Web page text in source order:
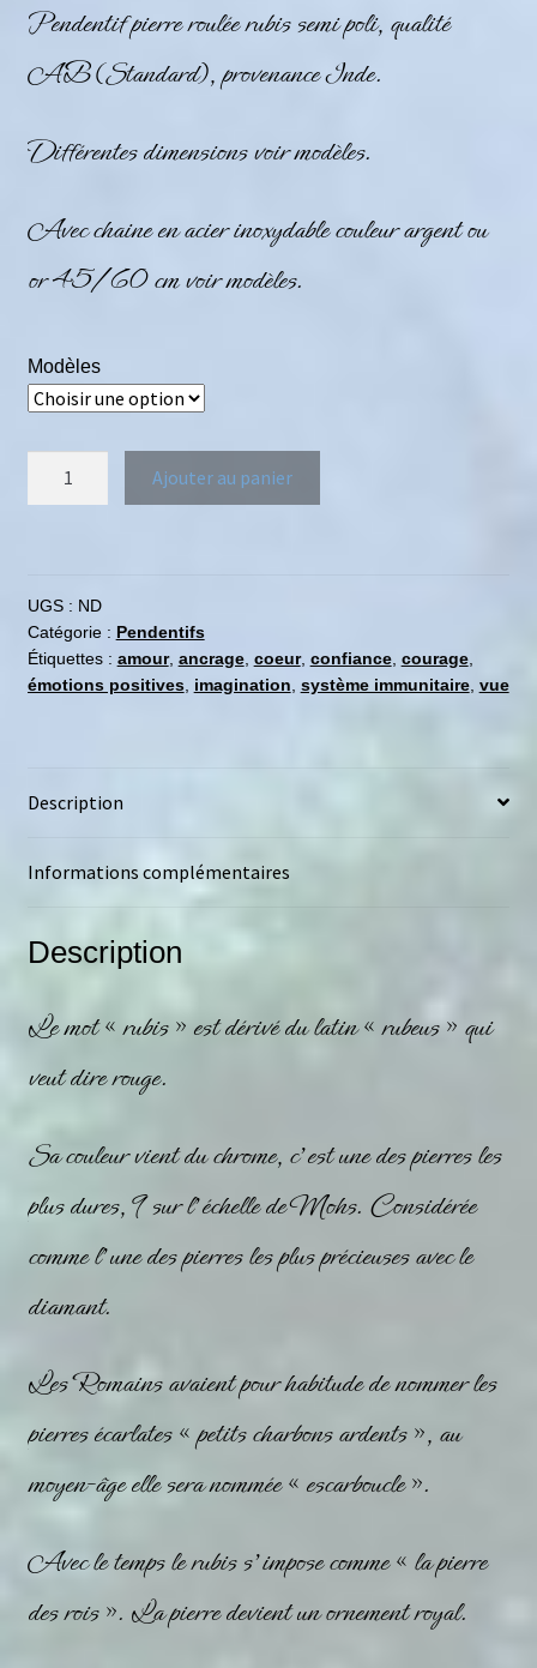
Pendentif pierre roulée rubis semi poli, qualité
AB (Standard), provenance Inde.
Différentes dimensions voir modèles.
Avec chaine en acier inoxydable couleur argent ou
or 45/60 cm voir modèles.
Modèles
Ajouter au panier
UGS : ND
Catégorie : Pendentifs
Étiquettes : amour, ancrage, coeur, confiance, courage,
émotions positives, imagination système immunitaire, vue
Description
Informations complémentaires
Description
Le mot « rubis » est dérivé du latin « rubeus » qui
veut dire rouge.
Sa couleur vient du chrome, c’est une des pierres les
plus dures, 9 sur l’échelle de Mohs. Considérée
comme l’une des pierres les plus précieuses avec le
diamant.
Les Romains avaient pour habitude de nommer les
pierres écarlates « petits charbons ardents », au
moyen-âge elle sera nommée « escarboucle ».
Avec le temps le rubis s’impose comme « la pierre
des rois ». La pierre devient un ornement royal.